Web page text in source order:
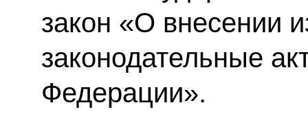
закон «О внесении
законодательные
Федерации».